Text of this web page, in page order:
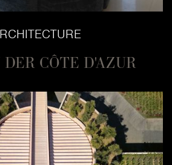
CÔTE D'AZUR